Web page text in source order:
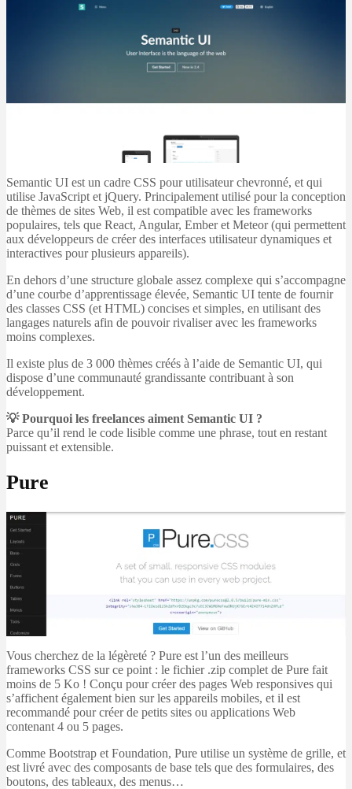
Semantic UI est un cadre CSS pour utilisateur chevronné, et qui
utilise JavaScript et jQuery. Principalement utilisé pour la conception
de thèmes de sites Web, il est compatible avec les frameworks
populaires, tels que React, Angular, Ember et Meteor (qui permettent
aux développeurs de créer des interfaces utilisateur dynamiques et
interactives pour plusieurs appareils).
En dehors d’une structure globale assez complexe qui s’accompagne
d’une courbe d’apprentissage élevée, Semantic UI tente de fournir
des classes CSS (et HTML) concises et simples, en utilisant des
langages naturels afin de pouvoir rivaliser avec les frameworks
moins complexes.
Il existe plus de 3 000 thèmes créés à l’aide de Semantic UI, qui
dispose d’une communauté grandissante contribuant à son
développement.
💡 Pourquoi les freelances aiment Semantic UI ?
Parce qu’il rend le code lisible comme une phrase, tout en restant
puissant et extensible.
Pure
Vous cherchez de la légèreté ? Pure est l’un des meilleurs
frameworks CSS sur ce point : le fichier .zip complet de Pure fait
moins de 5 Ko ! Conçu pour créer des pages Web responsives qui
s’affichent également bien sur les appareils mobiles, et il est
recommandé pour créer de petits sites ou applications Web
contenant 4 ou 5 pages.
Comme Bootstrap et Foundation, Pure utilise un système de grille, et
est livré avec des composants de base tels que des formulaires, des
boutons, des tableaux, des menus…